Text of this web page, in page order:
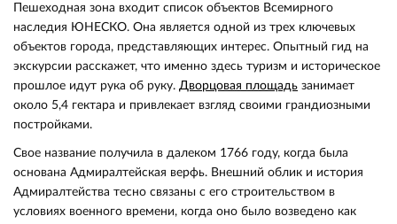
Пешеходная зона входит список объектов Всемирного
наследия ЮНЕСКО. Она является одной из трех ключевых
объектов города, представляющих интерес. Опытный гид на
экскурсии расскажет, что именно здесь туризм и историческое
прошлое идут рука об руку. Дворцовая площадь занимает
около 5,4 гектара и привлекает взгляд своими грандиозными
постройками.
Свое название получила в далеком 1766 году, когда была
основана Адмиралтейская верфь. Внешний облик и история
Адмиралтейства тесно связаны с его строительством в
условиях военного времени, когда оно было возведено как